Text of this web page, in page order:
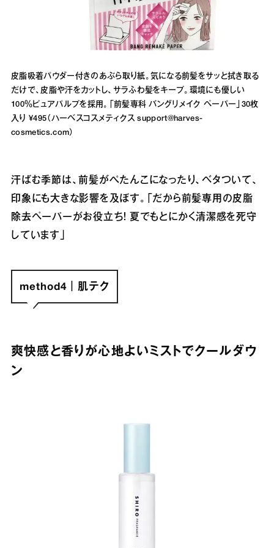
皮脂吸着パウダー付きのあぶら取り紙。気になる前髪をサッと拭き取る
だけで、皮脂や汗をカットし、サラふわ髪をキープ。環境にも優しい
100％ピュアパルプを採用。「前髪専科 バングリメイク ペーパー」30枚
入り ¥495（ハーベスコスメティクス support@harves-
cosmetics.com）
汗ばむ季節は、前髪がぺたんこになったり、ベタついて、
印象にも大きな影響を及ぼす。「だから前髪専用の皮脂
除去ペーパーがお役立ち！ 夏でもとにかく清潔感を死守
しています」
method4｜肌テク
爽快感と香りが心地よいミストでクールダウ
ン